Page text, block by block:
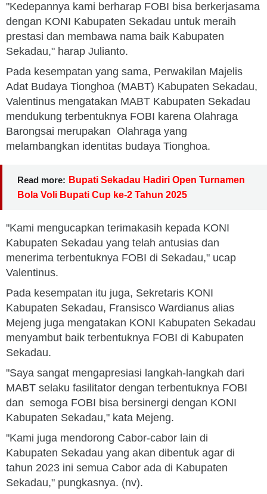
"Kedepannya kami berharap FOBI bisa berkerjasama
dengan KONI Kabupaten Sekadau untuk meraih
prestasi dan membawa nama baik Kabupaten
Sekadau," harap Julianto.
Pada kesempatan yang sama, Perwakilan Majelis
Adat Budaya Tionghoa (MABT) Kabupaten Sekadau,
Valentinus mengatakan MABT Kabupaten Sekadau
mendukung terbentuknya FOBI karena Olahraga
Barongsai merupakan Olahraga yang
melambangkan identitas budaya Tionghoa.
Read more: Bupati Sekadau Hadiri Open Turnamen
Bola Voli Bupati Cup ke-2 Tahun 2025
"Kami mengucapkan terimakasih kepada KONI
Kabupaten Sekadau yang telah antusias dan
menerima terbentuknya FOBI di Sekadau," ucap
Valentinus.
Pada kesempatan itu juga, Sekretaris KONI
Kabupaten Sekadau, Fransisco Wardianus alias
Mejeng juga mengatakan KONI Kabupaten Sekadau
menyambut baik terbentuknya FOBI di Kabupaten
Sekadau.
"Saya sangat mengapresiasi langkah-langkah dari
MABT selaku fasilitator dengan terbentuknya FOBI
dan semoga FOBI bisa bersinergi dengan KONI
Kabupaten Sekadau," kata Mejeng.
"Kami juga mendorong Cabor-cabor lain di
Kabupaten Sekadau yang akan dibentuk agar di
tahun 2023 ini semua Cabor ada di Kabupaten
Sekadau," pungkasnya. (nv).